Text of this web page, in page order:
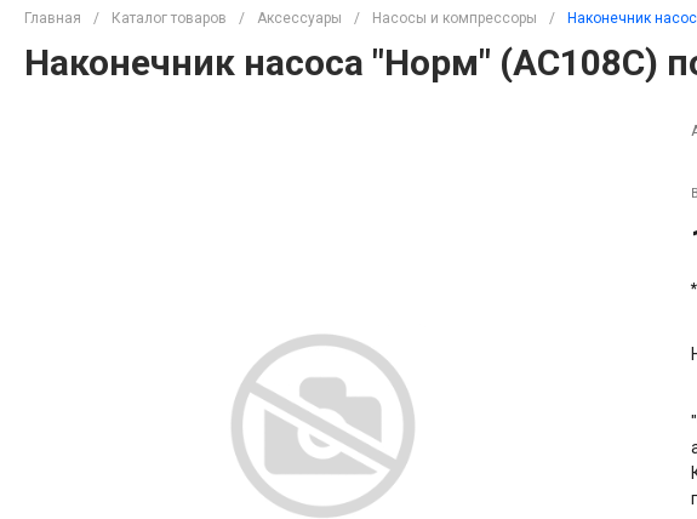
Главная / Каталог товаров / Аксессуары / Насосы и компрессоры / Наконечник
Наконечник насоса "Норм" (АС108С)